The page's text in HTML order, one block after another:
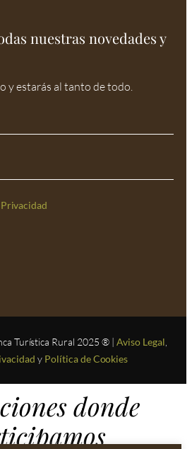
nuestras novedades y
y estarás al tanto de todo.
Turística Rural 2025 ® | Aviso Legal
y Política de Cookies
donde